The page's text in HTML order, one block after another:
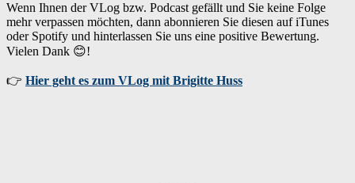
Wenn Ihnen der VLog bzw. Podcast gefällt und Sie keine Folge
mehr verpassen möchten, dann abonnieren Sie diesen auf iTunes
oder Spotify und hinterlassen Sie uns eine positive Bewertung.
Vielen Dank 😊!
👉 Hier geht es zum VLog mit Brigitte Huss